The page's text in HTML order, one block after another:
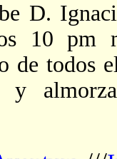
D.
10 pm
de todos
y